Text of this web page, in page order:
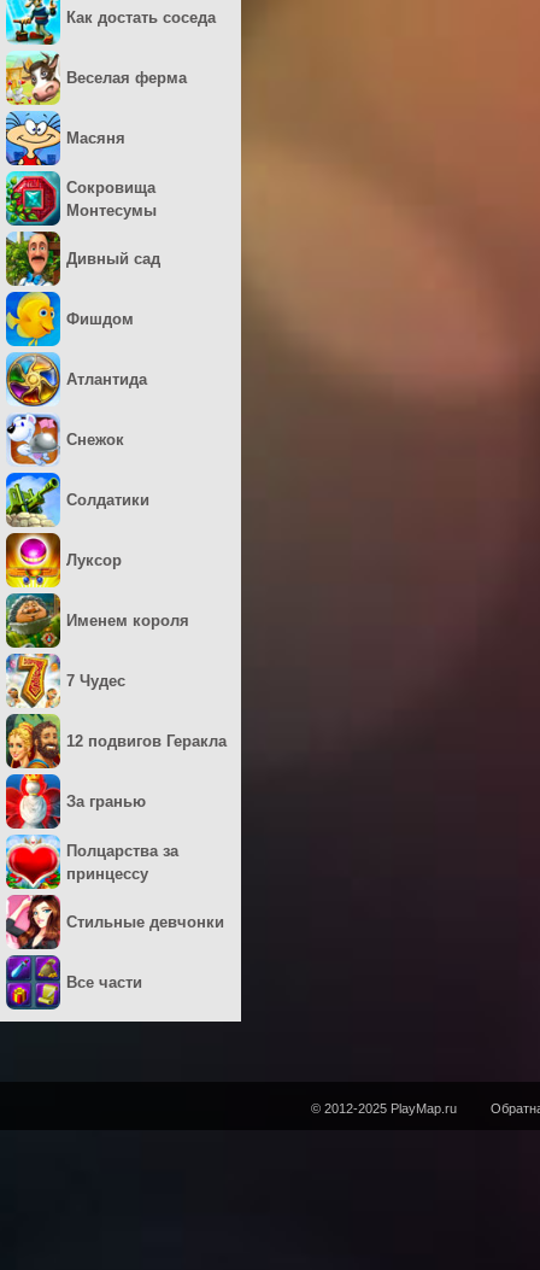
Как достать соседа
Веселая ферма
Масяня
Сокровища
Монтесумы
Дивный сад
Фишдом
Атлантида
Снежок
Солдатики
Луксор
Именем короля
7 Чудес
12 подвигов Геракла
За гранью
Полцарства за
принцессу
Стильные девчонки
Все части
© 2012-2025 PlayMap.ru